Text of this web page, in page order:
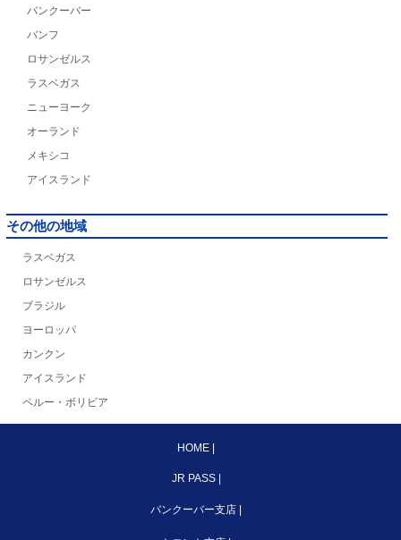
バンクーバー
バンフ
ロサンゼルス
ラスベガス
ニューヨーク
オーランド
メキシコ
アイスランド
その他の地域
ラスベガス
ロサンゼルス
ブラジル
ヨーロッパ
カンクン
アイスランド
ペルー・ボリビア
HOME
JR PASS|
バンクーバー支店